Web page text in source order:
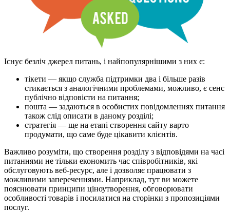
Існує безліч джерел питань, і найпопулярнішими з них є:
тікети — якщо служба підтримки два і більше разів
стикається з аналогічними проблемами, можливо, є сенс
публічно відповісти на питання;
пошта — задаються в особистих повідомленнях питання
також слід описати в даному розділі;
стратегія — ще на етапі створення сайту варто
продумати, що саме буде цікавити клієнтів.
Важливо розуміти, що створення розділу з відповідями на часі
питаннями не тільки економить час співробітників, які
обслуговують веб-ресурс, але і дозволяє працювати з
можливими запереченнями. Наприклад, тут ви можете
пояснювати принципи ціноутворення, обговорювати
особливості товарів і посилатися на сторінки з пропозиціями
послуг.